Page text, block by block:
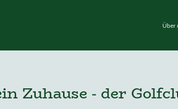
Über
Zuhause - der